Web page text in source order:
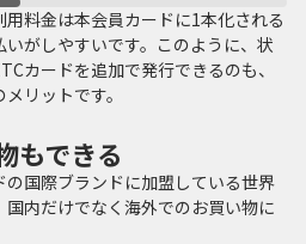
料金は本会員カードに1本化される
がしやすいです。このように、状
カードを追加で発行できるのも、
リットです。
もできる
国際ブランドに加盟している世界
内だけでなく海外でのお買い物に